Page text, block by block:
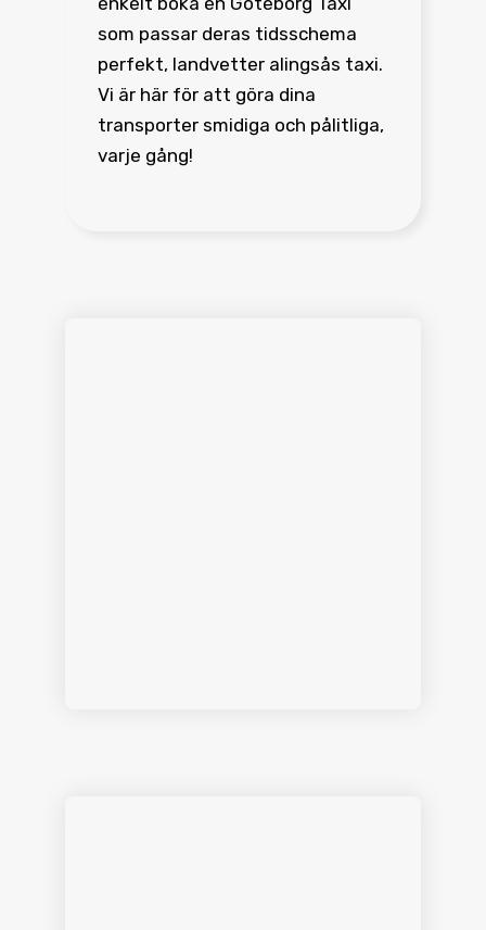
som passar deras tidsschema
perfekt, landvetter alingsås taxi.
Vi är här för att göra dina
transporter smidiga och pålitliga,
varje gång!